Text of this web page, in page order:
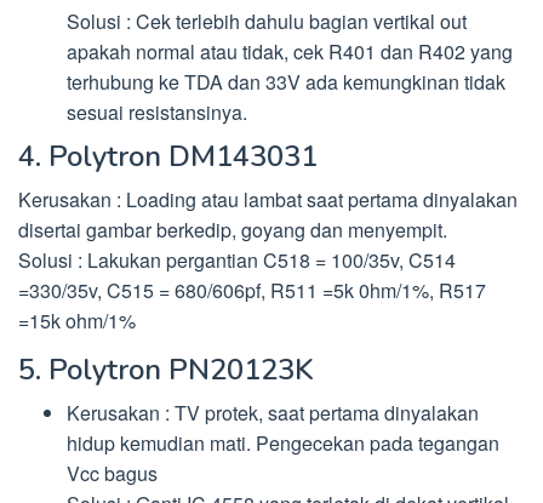
Solusi : Cek terlebih dahulu bagian vertikal out
apakah normal atau tidak, cek R401 dan R402 yang
terhubung ke TDA dan 33V ada kemungkinan tidak
sesuai resistansinya.
4. Polytron DM143031
Kerusakan : Loading atau lambat saat pertama dinyalakan
disertai gambar berkedip, goyang dan menyempit.
Solusi : Lakukan pergantian C518 = 100/35v, C514
=330/35v, C515 = 680/606pf, R511 =5k 0hm/1%, R517
=15k ohm/1%
5. Polytron PN20123K
Kerusakan : TV protek, saat pertama dinyalakan
hidup kemudian mati. Pengecekan pada tegangan
Vcc bagus